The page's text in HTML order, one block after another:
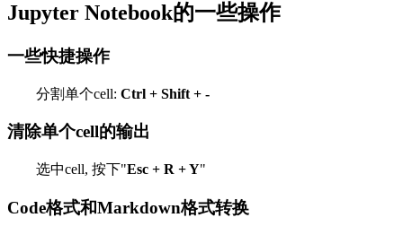
Jupyter Notebook的一些操作
一些快捷操作
分割单个cell: Ctrl + Shift + -
清除单个cell的输出
选中cell, 按下"Esc + R + Y"
Code格式和Markdown格式转换